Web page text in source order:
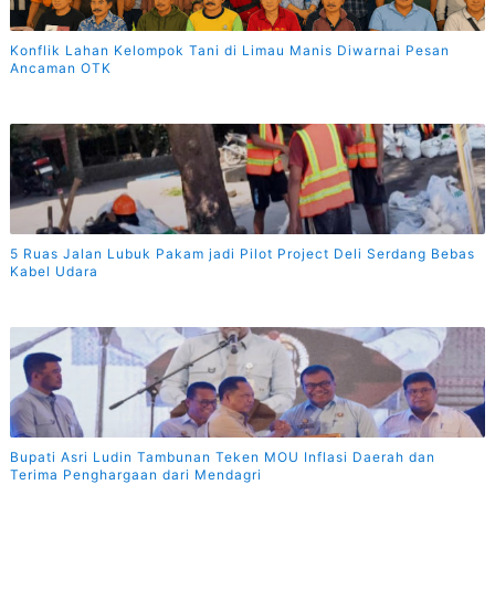
Konflik Lahan Kelompok Tani di Limau Manis Diwarnai Pesan
Ancaman OTK
5 Ruas Jalan Lubuk Pakam jadi Pilot Project Deli Serdang Bebas
Kabel Udara
Bupati Asri Ludin Tambunan Teken MOU Inflasi Daerah dan
Terima Penghargaan dari Mendagri